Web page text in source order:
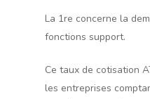
La 1re concerne la
fonctions support.
Ce taux de cotisation
les entreprises